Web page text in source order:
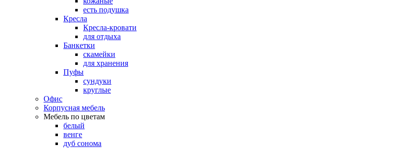
есть подушка
Кресла
Кресла-кровати
для отдыха
Банкетки
скамейки
для хранения
Пуфы
сундуки
круглые
Офис
Корпусная мебель
Мебель по цветам
белый
венге
дуб сонома